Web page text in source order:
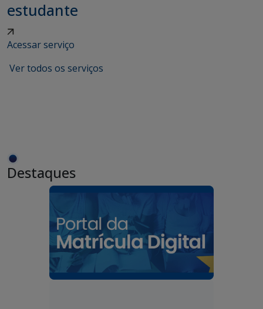
estudante
Acessar serviço
Ver todos os serviços
Destaques